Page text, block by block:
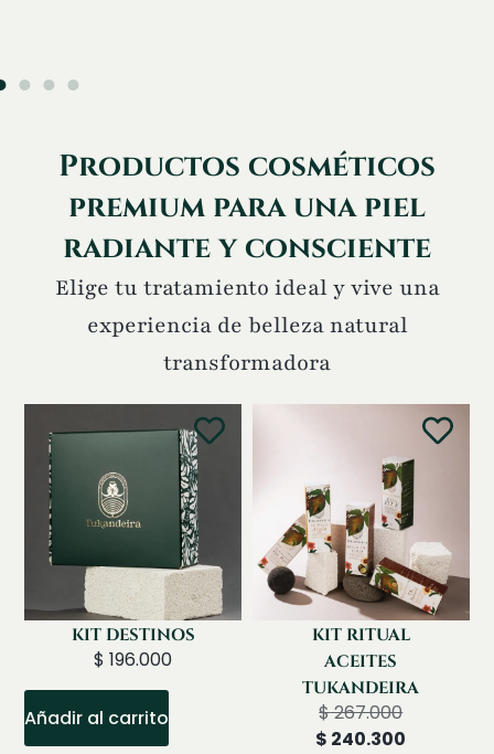
Productos cosméticos
premium para una piel
radiante y consciente
Elige tu tratamiento ideal y vive una
experiencia de belleza natural
transformadora
KIT DESTINOS
$ 196.000
Añadir al carrito
KIT RITUAL
ACEITES
TUKANDEIRA
$267.000
$ 240.300